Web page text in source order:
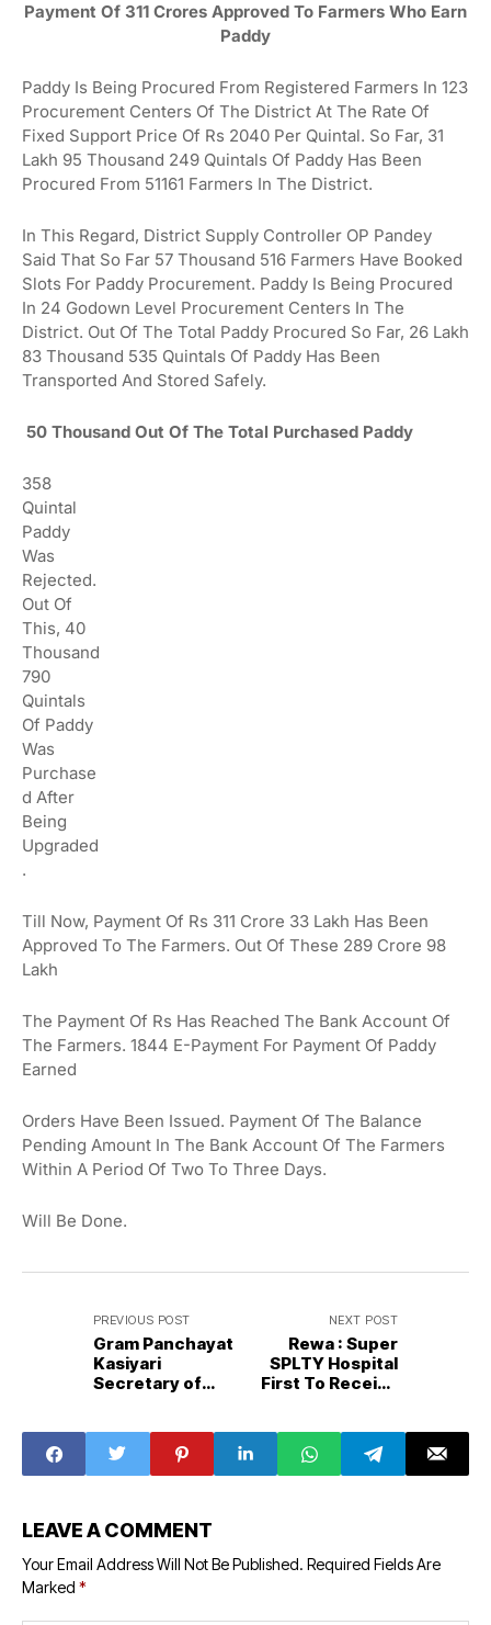
Payment Of 311 Crores Approved To Farmers Who Earn
Paddy
Paddy Is Being Procured From Registered Farmers In 123
Procurement Centers Of The District At The Rate Of
Fixed Support Price Of Rs 2040 Per Quintal. So Far, 31
Lakh 95 Thousand 249 Quintals Of Paddy Has Been
Procured From 51161 Farmers In The District.
In This Regard, District Supply Controller OP Pandey
Said That So Far 57 Thousand 516 Farmers Have Booked
Slots For Paddy Procurement. Paddy Is Being Procured
In 24 Godown Level Procurement Centers In The
District. Out Of The Total Paddy Procured So Far, 26 Lakh
83 Thousand 535 Quintals Of Paddy Has Been
Transported And Stored Safely.
50 Thousand Out Of The Total Purchased Paddy
358
Quintal
Paddy
Was
Rejected.
Out Of
This, 40
Thousand
790
Quintals
Of Paddy
Was
Purchase
D After
Being
Upgraded
.
Till Now, Payment Of Rs 311 Crore 33 Lakh Has Been
Approved To The Farmers. Out Of These 289 Crore 98
Lakh
The Payment Of Rs Has Reached The Bank Account Of
The Farmers. 1844 E-Payment For Payment Of Paddy
Earned
Orders Have Been Issued. Payment Of The Balance
Pending Amount In The Bank Account Of The Farmers
Within A Period Of Two To Three Days.
Will Be Done.
PREVIOUS POST
Gram Panchayat
Kasiyari
Secretary of
suspended
NEXT POST
Rewa : Super
SPLTY Hospital
First To Receive
LEAVE A COMMENT
Your Email Address Will Not Be Published. Required Fields Are
Marked *